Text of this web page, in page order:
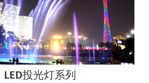
LED投光灯系列